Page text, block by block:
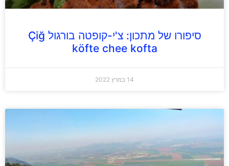
סיפורו של מתכון: צ'י-קופטה בורגול Çiğ
köfte chee kofta
14 במרץ 2022